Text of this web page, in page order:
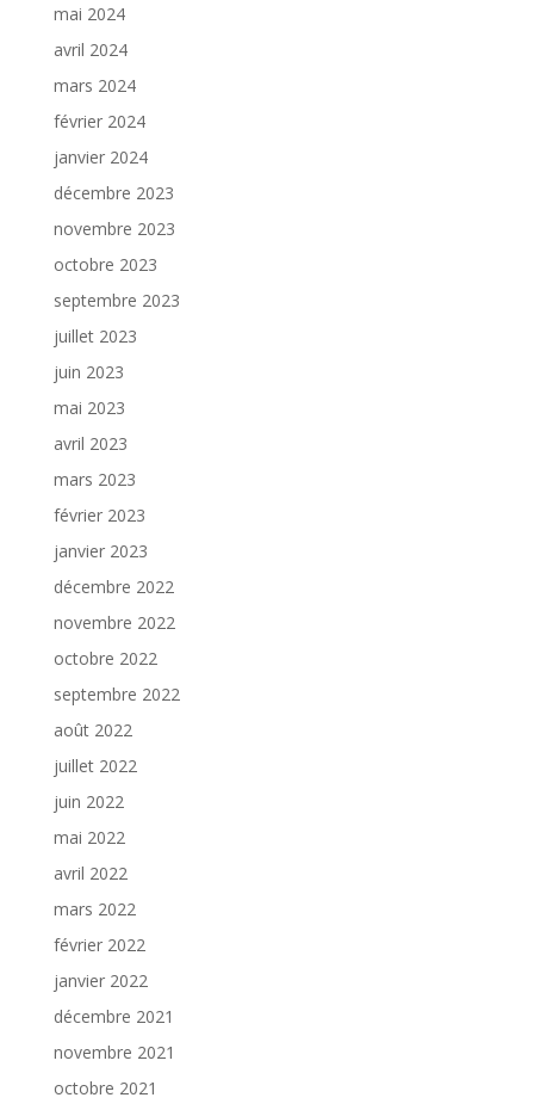
mai 2024
avril 2024
mars 2024
février 2024
janvier 2024
décembre 2023
novembre 2023
octobre 2023
septembre 2023
juillet 2023
juin 2023
mai 2023
avril 2023
mars 2023
février 2023
janvier 2023
décembre 2022
novembre 2022
octobre 2022
septembre 2022
août 2022
juillet 2022
juin 2022
mai 2022
avril 2022
mars 2022
février 2022
janvier 2022
décembre 2021
novembre 2021
octobre 2021